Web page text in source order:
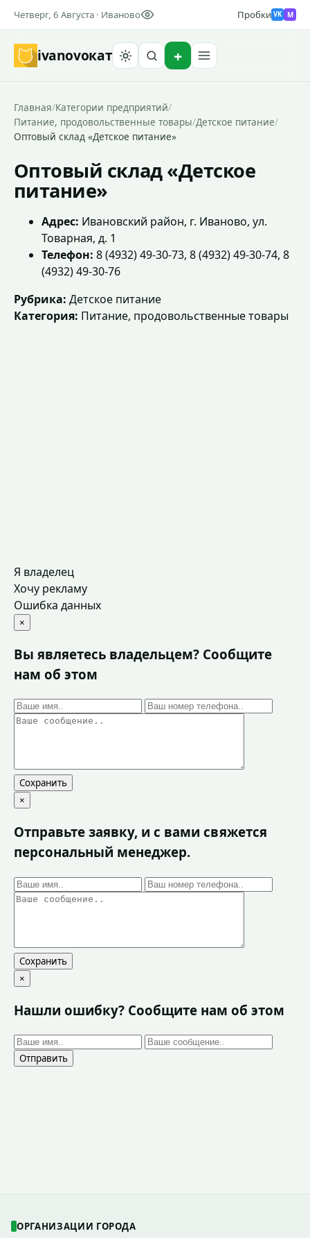
Четверг, 6 Августа · Иваново Пробки VK M
ivanovoкат
Главная/Категории предприятий/
Питание, продовольственные товары/Детское питание/
Оптовый склад «Детское питание»
Оптовый склад «Детское
питание»
Адрес: Ивановский район, г. Иваново, ул.
Товарная, д. 1
Телефон: 8 (4932) 49-30-73, 8 (4932) 49-30-74, 8
(4932) 49-30-76
Рубрика: Детское питание
Категория: Питание, продовольственные товары
Я владелец
Хочу рекламу
Ошибка данных
×
Вы являетесь владельцем? Сообщите
нам об этом
Сохранить
×
Отправьте заявку, и с вами свяжется
персональный менеджер.
Сохранить
×
Нашли ошибку? Сообщите нам об этом
Отправить
ОРГАНИЗАЦИИ ГОРОДА